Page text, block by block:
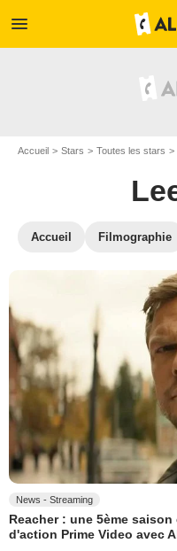
menu
Accueil Stars Toutes les stars
Accueil Filmographie
News - Streaming
Reacher : une 5ème
d'action Prime Video avec